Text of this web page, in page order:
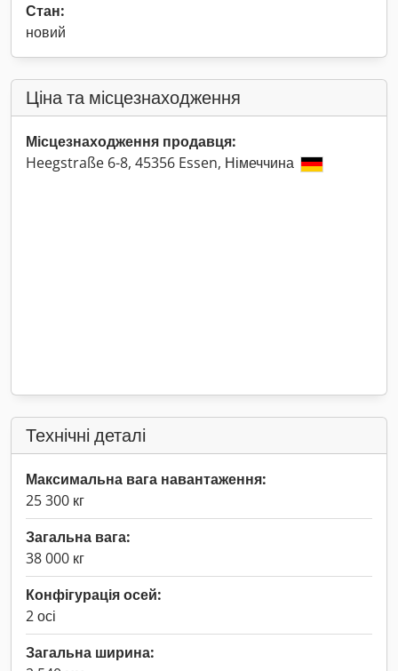
Стан:
новий
Ціна та місцезнаходження
Місцезнаходження продавця:
Heegstraße 6-8, 45356 Essen, Німеччина
Технічні деталі
Максимальна вага навантаження:
25 300 кг
Загальна вага:
38 000 кг
Конфігурація осей:
2 осі
Загальна ширина: